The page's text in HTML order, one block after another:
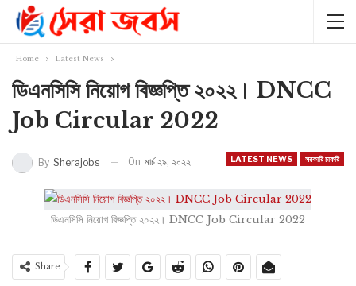
Home Latest News
ডিএনসিসি নিয়োগ বিজ্ঞপ্তি ২০২২। DNCC
Job Circular 2022
LATEST NEWS সরকারি চাকরি
By Sherajobs On মার্চ ২৯, ২০২২
ডিএনসিসি নিয়োগ বিজ্ঞপ্তি ২০২২। DNCC Job Circular 2022
Share